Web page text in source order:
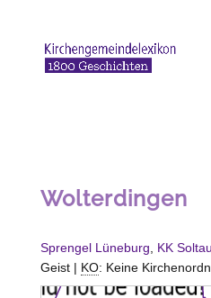
Wolterdingen
Sprengel Lüneburg KK Soltau
Geist | KO: Keine